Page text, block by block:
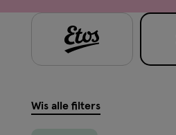
filters
Wis alle filters